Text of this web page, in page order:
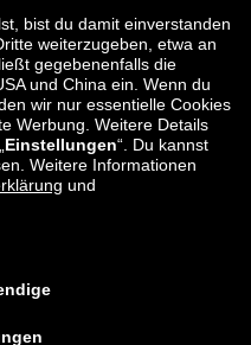
zalando-lounge.ee
zalando-lounge.no